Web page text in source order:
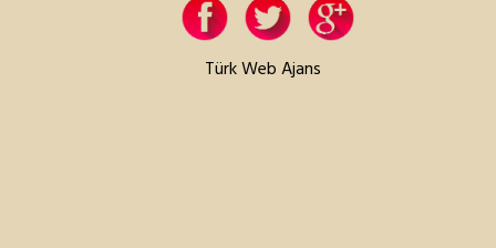
Türk Web Ajans